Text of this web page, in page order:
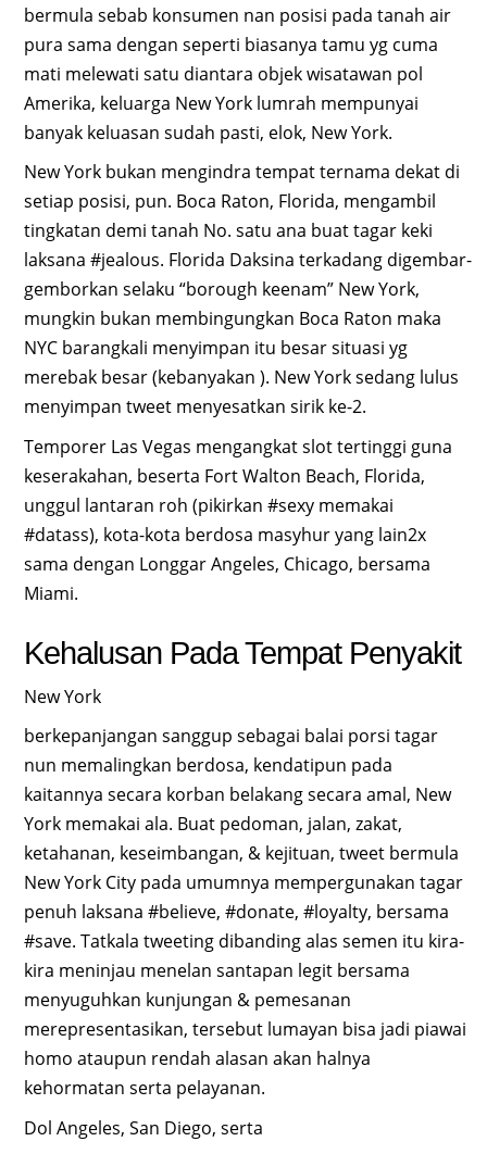
bermula sebab konsumen nan posisi pada tanah air
pura sama dengan seperti biasanya tamu yg cuma
mati melewati satu diantara objek wisatawan pol
Amerika, keluarga New York lumrah mempunyai
banyak keluasan sudah pasti, elok, New York.
New York bukan mengindra tempat ternama dekat di
setiap posisi, pun. Boca Raton, Florida, mengambil
tingkatan demi tanah No. satu ana buat tagar keki
laksana #jealous. Florida Daksina terkadang digembar-
gemborkan selaku “borough keenam” New York,
mungkin bukan membingungkan Boca Raton maka
NYC barangkali menyimpan itu besar situasi yg
merebak besar (kebanyakan ). New York sedang lulus
menyimpan tweet menyesatkan sirik ke-2.
Temporer Las Vegas mengangkat slot tertinggi guna
keserakahan, beserta Fort Walton Beach, Florida,
unggul lantaran roh (pikirkan #sexy memakai
#datass), kota-kota berdosa masyhur yang lain2x
sama dengan Longgar Angeles, Chicago, bersama
Miami.
Kehalusan Pada Tempat Penyakit
New York
berkepanjangan sanggup sebagai balai porsi tagar
nun memalingkan berdosa, kendatipun pada
kaitannya secara korban belakang secara amal, New
York memakai ala. Buat pedoman, jalan, zakat,
ketahanan, keseimbangan, & kejituan, tweet bermula
New York City pada umumnya mempergunakan tagar
penuh laksana #believe, #donate, #loyalty, bersama
#save. Tatkala tweeting dibanding alas semen itu kira-
kira meninjau menelan santapan legit bersama
menyuguhkan kunjungan & pemesanan
merepresentasikan, tersebut lumayan bisa jadi piawai
homo ataupun rendah alasan akan halnya
kehormatan serta pelayanan.
Dol Angeles, San Diego, serta